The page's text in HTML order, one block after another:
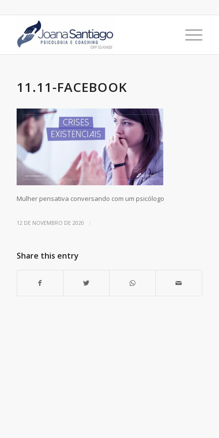
11.11-FACEBOOK
Mulher pensativa conversando com um psicólogo
12 DE NOVEMBRO DE 2020 /
Share this entry